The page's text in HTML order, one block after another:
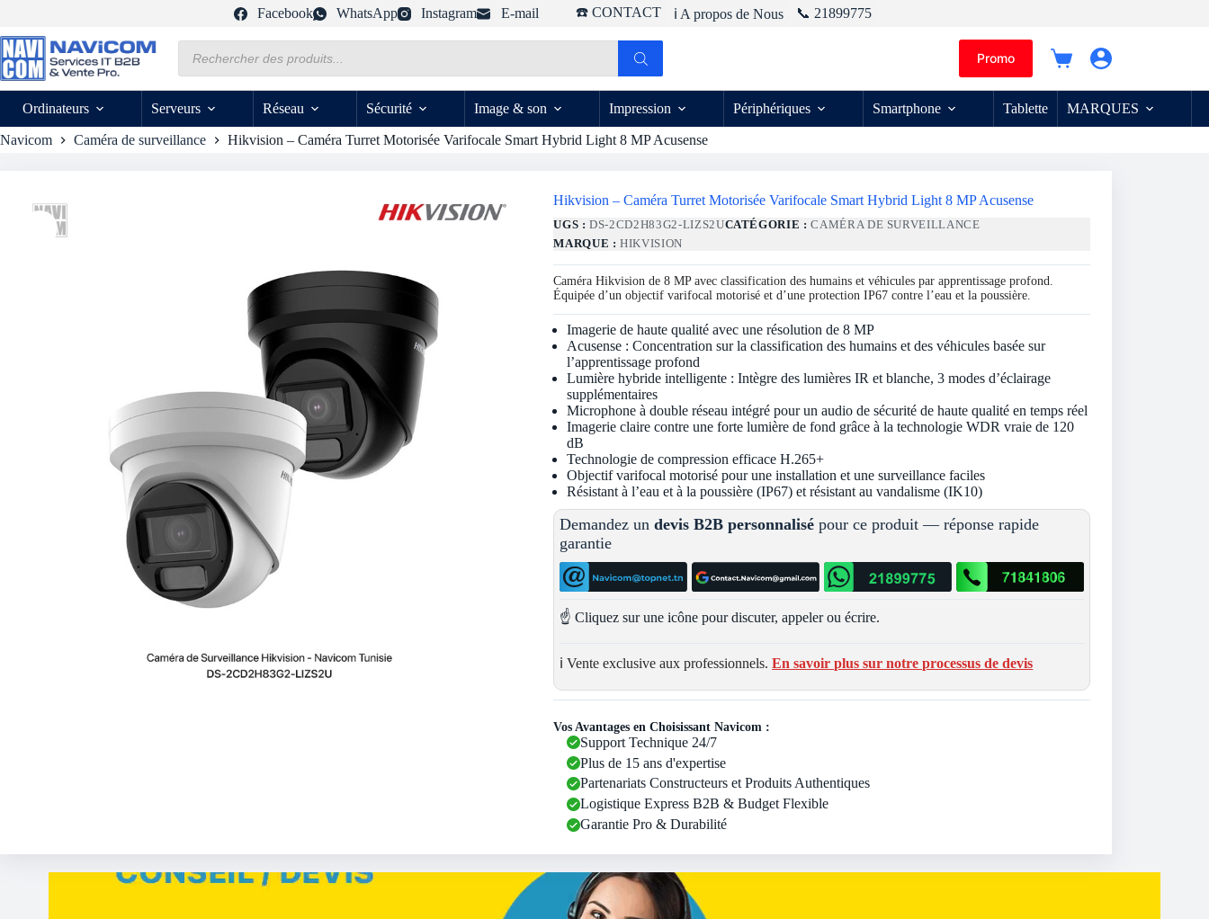
contenu
Facebook WhatsApp Instagram E-mail ☎️ CONTACT ℹ️ A propos de Nous 📞 21899775
produits
Promo
Panier
Ordinateurs
Serveurs Réseau Sécurité Image & son Impression Périphériques Smartphone Tablette MARQUES
Navicom Caméra de surveillance Hikvision – Caméra Turret Motorisée Varifocale Smart Hybrid Light 8 MP Acusense
Hikvision – Caméra Turret Motorisée Varifocale Smart Hybrid Light 8 MP Acusense
UGS :DS-2CD2H83G2-LIZS2UCATÉGORIE :CAMÉRA DE SURVEILLANCE
MARQUE :HIKVISION
Caméra Hikvision de 8 MP avec classification des humains et véhicules par apprentissage profond.
Équipée d’un objectif varifocal motorisé et d’une protection IP67 contre l’eau et la poussière.
Imagerie de haute qualité avec une résolution de 8 MP
Acusense : Concentration sur la classification des humains et des véhicules basée sur
l’apprentissage profond
Lumière hybride intelligente : Intègre des lumières IR et blanche, 3 modes d’éclairage
supplémentaires
Microphone à double réseau intégré pour un audio de sécurité de haute qualité en temps réel
Imagerie claire contre une forte lumière de fond grâce à la technologie WDR vraie de 120
dB
Technologie de compression efficace H.265+
Objectif varifocal motorisé pour une installation et une surveillance faciles
Résistant à l’eau et à la poussière (IP67) et résistant au vandalisme (IK10)
Demandez undevis B2B personnalisé pour ce produit — réponse rapide
garantie
☝️ Cliquez sur une icône pour discuter, appeler ou écrire.
ℹ️ Vente exclusive aux professionnels.En savoir plus sur notre processus de devis
Vos Avantages en Choisissant Navicom :
Support Technique 24/7
Plus de 15 ans d'expertise
Partenariats Constructeurs et Produits Authentiques
Logistique Express B2B & Budget Flexible
Garantie Pro & Durabilité